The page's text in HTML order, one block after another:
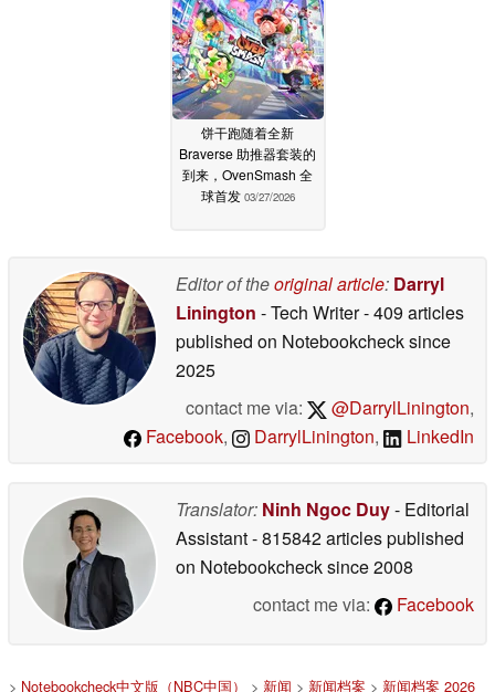
饼干跑随着全新
Braverse 助推器套装的
到来，OvenSmash 全
球首发 03/27/2026
Editor of theoriginal article: Darryl
Linington - Tech Writer- 409 articles
published on Notebookchecksince
2025
contact me via:
@DarrylLinington,
Facebook, DarrylLinington, LinkedIn
Translator: Ninh Ngoc Duy- Editorial
Assistant- 815842 articles published
on Notebookchecksince 2008
contact me via:
Facebook
> Notebookcheck中文版（NBC中国） > 新闻 > 新闻档案 > 新闻档案 2026